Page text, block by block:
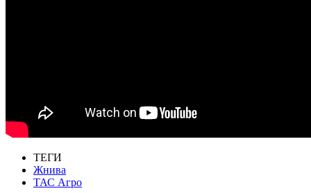
ТЕГИ
Жнива
ТАС Агро